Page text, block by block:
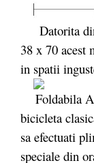
Datorita
38 x 70 acest
in spatii
Foldabila
bicicleta
sa efectuati
speciale din